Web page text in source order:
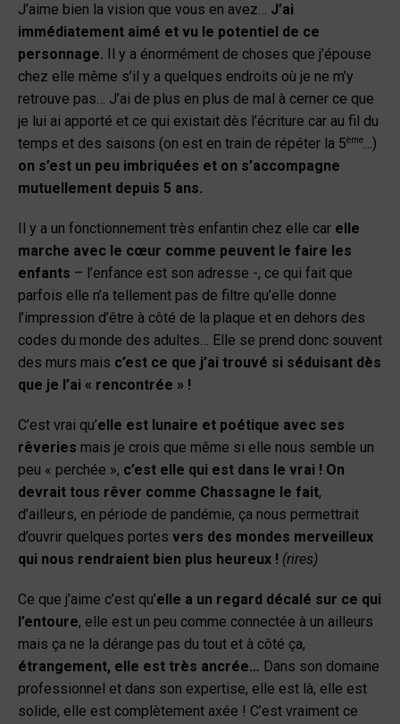
J’aime bien la vision que vous en avez… J’ai
immédiatement aimé et vu le potentiel de ce
personnage. Il y a énormément de choses que j’épouse
chez elle même s’il y a quelques endroits où je ne m’y
retrouve pas… J’ai de plus en plus de mal à cerner ce que
je lui ai apporté et ce qui existait dès l’écriture car au fil du
temps et des saisons (on est en train de répéter la 5ème…)
on s’est un peu imbriquées et on s’accompagne
mutuellement depuis 5 ans.
Il y a un fonctionnement très enfantin chez elle car elle
marche avec le cœur comme peuvent le faire les
enfants – l’enfance est son adresse -, ce qui fait que
parfois elle n’a tellement pas de filtre qu’elle donne
l’impression d’être à côté de la plaque et en dehors des
codes du monde des adultes… Elle se prend donc souvent
des murs mais c’est ce que j’ai trouvé si séduisant dès
que je l’ai « rencontrée » !
C’est vrai qu’elle est lunaire et poétique avec ses
rêveries mais je crois que même si elle nous semble un
peu « perchée », c’est elle qui est dans le vrai ! On
devrait tous rêver comme Chassagne le fait,
d’ailleurs, en période de pandémie, ça nous permettrait
d’ouvrir quelques portes vers des mondes merveilleux
qui nous rendraient bien plus heureux ! (rires)
Ce que j’aime c’est qu’elle a un regard décalé sur ce qui
l’entoure, elle est un peu comme connectée à un ailleurs
mais ça ne la dérange pas du tout et à côté ça,
étrangement, elle est très ancrée… Dans son domaine
professionnel et dans son expertise, elle est là, elle est
solide, elle est complètement axée ! C’est vraiment ce